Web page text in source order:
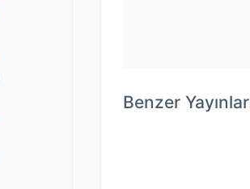
Benzer Yayınlar